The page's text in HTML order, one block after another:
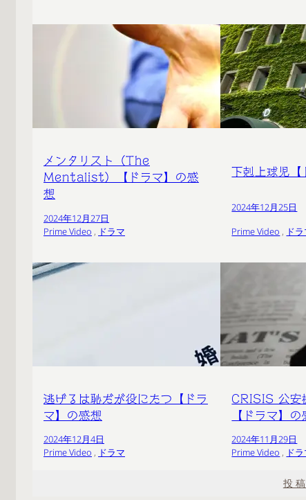
メンタリスト（The
Mentalist）【ドラマ】の感
想
2024年12月27日
Prime Video , ドラマ
下剋上球児【
2024年12月25日
Prime Video , ド
逃げるは恥だが役にたつ【ドラ
マ】の感想
2024年12月4日
Prime Video , ドラマ
CRISIS 公安
【ドラマ】の
2024年11月29日
Prime Video , ド
投